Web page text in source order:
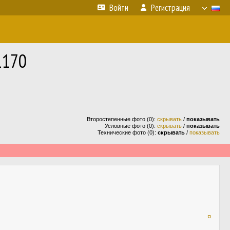
Войти Регистрация
Второстепенные фото (0): скрывать / показывать
Условные фото (0): скрывать / показывать
Технические фото (0): скрывать / показывать
¤